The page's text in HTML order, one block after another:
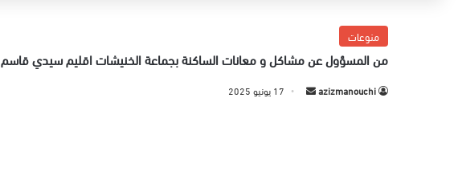
منوعات
من المسؤول عن مشاكل و معانات الساكنة بجماعة الخنيشات اقليم سيدي قاسم
azizmanouchi 17 يونيو 2025